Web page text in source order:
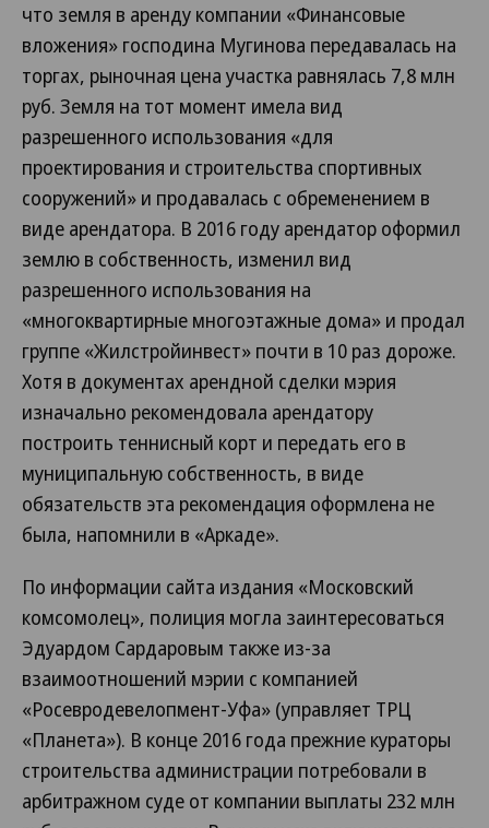
что земля в аренду компании «Финансовые
вложения» господина Мугинова передавалась на
торгах, рыночная цена участка равнялась 7,8 млн
руб. Земля на тот момент имела вид
разрешенного использования «для
проектирования и строительства спортивных
сооружений» и продавалась с обременением в
виде арендатора. В 2016 году арендатор оформил
землю в собственность, изменил вид
разрешенного использования на
«многоквартирные многоэтажные дома» и продал
группе «Жилстройинвест» почти в 10 раз дороже.
Хотя в документах арендной сделки мэрия
изначально рекомендовала арендатору
построить теннисный корт и передать его в
муниципальную собственность, в виде
обязательств эта рекомендация оформлена не
была, напомнили в «Аркаде».
По информации сайта издания «Московский
комсомолец», полиция могла заинтересоваться
Эдуардом Сардаровым также из-за
взаимоотношений мэрии с компанией
«Росевродевелопмент-Уфа» (управляет ТРЦ
«Планета»). В конце 2016 года прежние кураторы
строительства администрации потребовали в
арбитражном суде от компании выплаты 232 млн